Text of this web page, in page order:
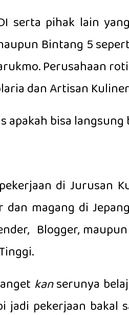
serta pihak lain
Bintang 5
Perusahaan
dan Artisan
apakah bisa langsung
di Jurusan
dan magang di
Blogger,
kanserunya
jadi pekerjaan bakal